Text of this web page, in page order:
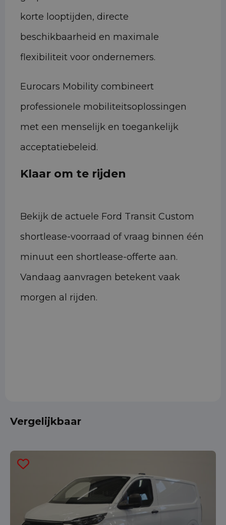
korte looptijden, directe
beschikbaarheid en maximale
flexibiliteit voor ondernemers.
Eurocars Mobility combineert
professionele mobiliteitsoplossingen
met een menselijk en toegankelijk
acceptatiebeleid.
Klaar om te rijden
Bekijk de actuele Ford Transit Custom
shortlease-voorraad of vraag binnen één
minuut een shortlease-offerte aan.
Vandaag aanvragen betekent vaak
morgen al rijden.
Vergelijkbaar